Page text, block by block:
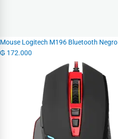
Mouse Logitech M196 Bluetooth Negro
₲ 172.000